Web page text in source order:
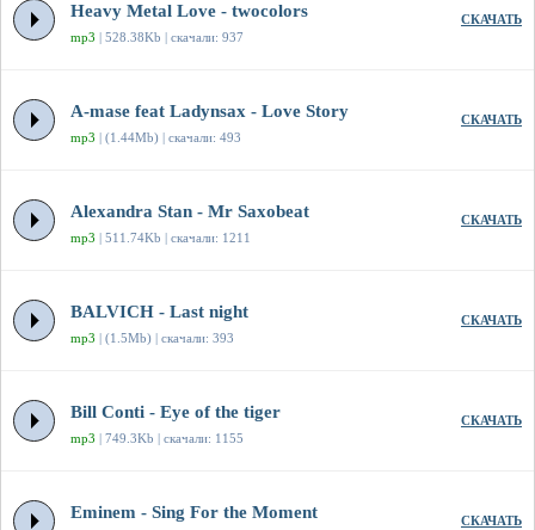
Heavy Metal Love - twocolors
mp3 | 528.38Kb | скачали: 937
СКАЧАТЬ
A-mase feat Ladynsax - Love Story
mp3 | (1.44Mb) | скачали: 493
СКАЧАТЬ
Alexandra Stan - Mr Saxobeat
mp3 | 511.74Kb | скачали: 1211
СКАЧАТЬ
BALVICH - Last night
mp3 | (1.5Mb) | скачали: 393
СКАЧАТЬ
Bill Conti - Eye of the tiger
mp3 | 749.3Kb | скачали: 1155
СКАЧАТЬ
Eminem - Sing For the Moment СКАЧАТЬ